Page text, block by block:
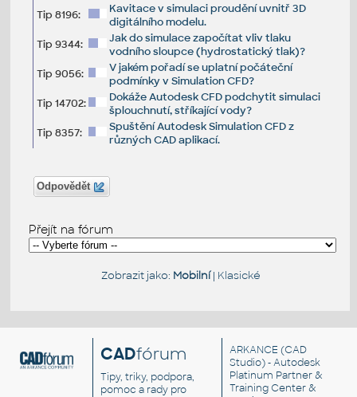
Tip 8196:
Kavitace v simulaci proudění uvnitř 3D
digitálního modelu.
Tip 9344:
Jak do simulace započítat vliv tlaku
vodního sloupce (hydrostatický tlak)?
Tip 9056:
V jakém pořadí se uplatní počáteční
podmínky v Simulation CFD?
Tip 14702:
Dokáže Autodesk CFD podchytit simulaci
šplouchnutí, stříkající vody?
Tip 8357:
Spuštění Autodesk Simulation CFD z
různých CAD aplikací.
Odpovědět
Přejít na fórum
Zobrazit jako: Mobilní| Klasické
CADfórum
Tipy, triky, podpora,
pomoc a rady pro
ARKANCE (CAD
Studio) - Autodesk
Platinum Partner &
Training Center &